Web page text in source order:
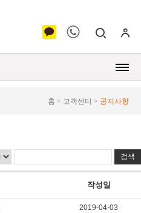
홈 > 고객센터 > 공지사항
작성일
2019-04-03